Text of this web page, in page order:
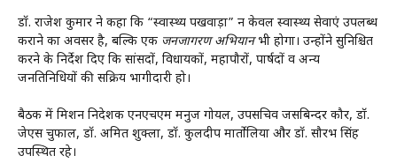
डॉ. राजेश कुमार ने कहा कि “स्वास्थ्य पखवाड़ा” न केवल स्वास्थ्य सेवाएं उपलब्ध
कराने का अवसर है, बल्कि एक जनजागरण अभियानभी होगा। उन्होंने सुनिश्चित
करने के निर्देश दिए कि सांसदों, विधायकों, महापौरों, पार्षदों व अन्य
जनप्रतिनिधियों की सक्रिय भागीदारी हो।
बैठक में मिशन निदेशक एनएचएम मनुज गोयल, उपसचिव जसबिन्दर कौर, डॉ.
जेएस चुफाल, डॉ. अमित शुक्ला, डॉ. कुलदीप मार्तोलिया और डॉ. सौरभ सिंह
उपस्थित रहे।